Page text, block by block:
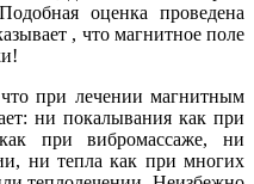
оценка проведена
, что магнитное поле
при лечении магнитным
ни покалывания как при
при вибромассаже, ни
ни тепла как при многих